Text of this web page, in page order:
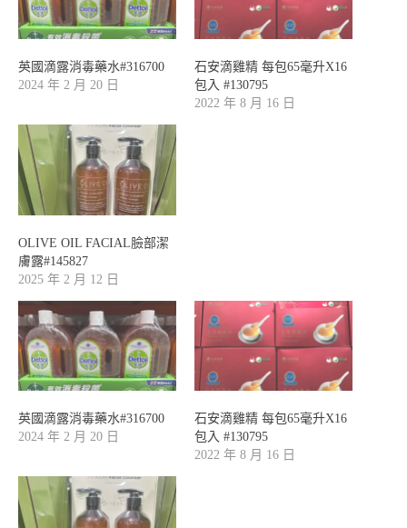
英國滴露消毒藥水#316700
2024 年 2 月 20 日
石安滴雞精 每包65毫升X16
包入 #130795
2022 年 8 月 16 日
OLIVE OIL FACIAL臉部潔
膚露#145827
2025 年 2 月 12 日
英國滴露消毒藥水#316700
2024 年 2 月 20 日
石安滴雞精 每包65毫升X16
包入 #130795
2022 年 8 月 16 日